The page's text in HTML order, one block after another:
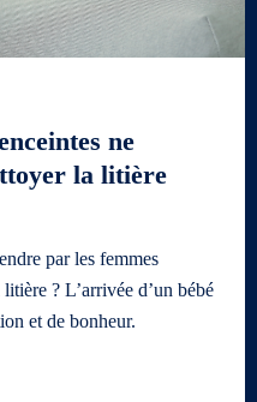
ne
la litière
par les femmes
? L’arrivée d’un bébé
et de bonheur.